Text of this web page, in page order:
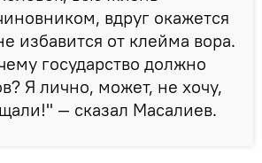
вдруг окажется
избавится от клейма вора.
государство должно
Я лично, может, не хочу,
— сказал Масалиев.